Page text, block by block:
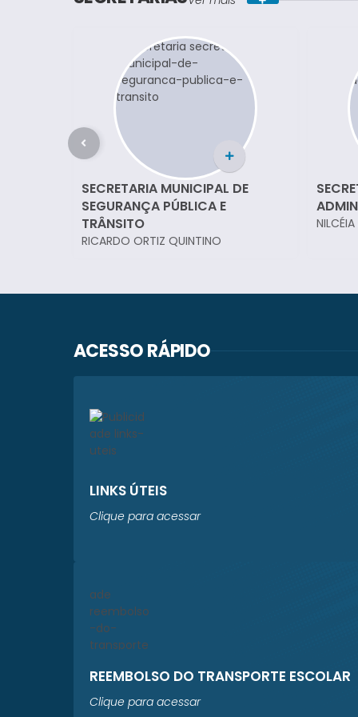
SECRETARIA MUNICIPAL DE
SEGURANÇA PÚBLICA E
TRÂNSITO
RICARDO ORTIZ QUINTINO
ACESSO RÁPIDO
LINKS ÚTEIS
Clique para acessar
REEMBOLSO DO TRANSPORTE ESCOLAR
Clique para acessar